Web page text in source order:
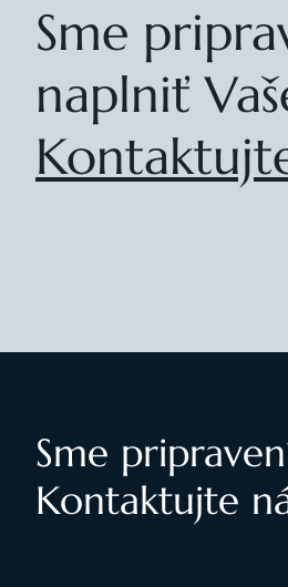
Sme
naplniť
Sme
Kontaktujte